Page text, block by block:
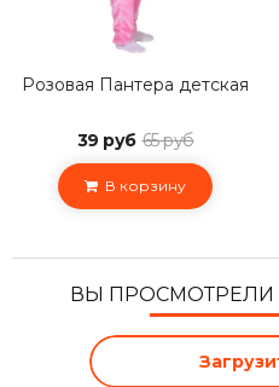
Розовая Пантера детская
39 руб 65 руб
В корзину
ВЫ ПРОСМОТРЕЛИ